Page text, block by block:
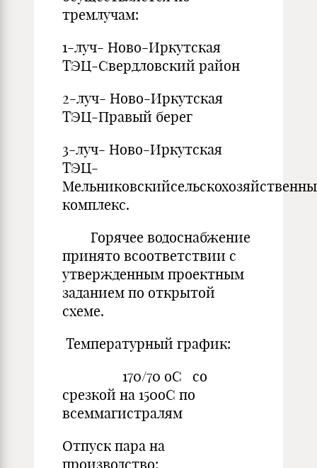
тремлучам:
1-луч- Ново-Иркутская
ТЭЦ-Свердловский район
2-луч- Ново-Иркутская
ТЭЦ-Правый берег
3-луч- Ново-Иркутская
ТЭЦ-
комплекс.
Горячее водоснабжение
принято всоответствии с
утвержденным проектным
заданием по открытой
схеме.
Температурный график:
170/70 оС со
срезкой на 150оС по
всеммагистралям
Отпуск пара на
производство: